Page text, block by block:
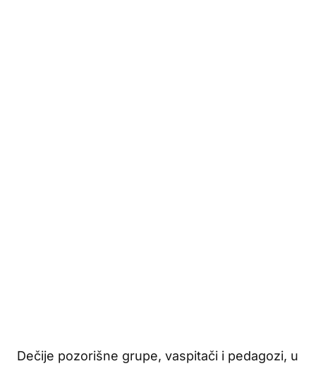
Dečije pozorišne grupe, vaspitači i pedagozi, u